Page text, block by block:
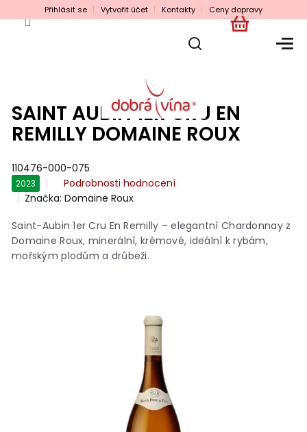
na
Přihlásit se Vytvořit účet Kontakty Ceny dopravy
NÁKUPNÍ
SAINT AUBIN 1ER CRU EN
REMILLY DOMAINE ROUX
110476-000-075
2023
Průměrné
hodnocení
je
0,0
z
5
Podrobnosti hodnocení
Značka:Domaine Roux
Saint-Aubin 1er Cru En Remilly – elegantní Chardonnay z
Domaine Roux, minerální, krémové, ideální k rybám,
mořským plodům a drůbeži.